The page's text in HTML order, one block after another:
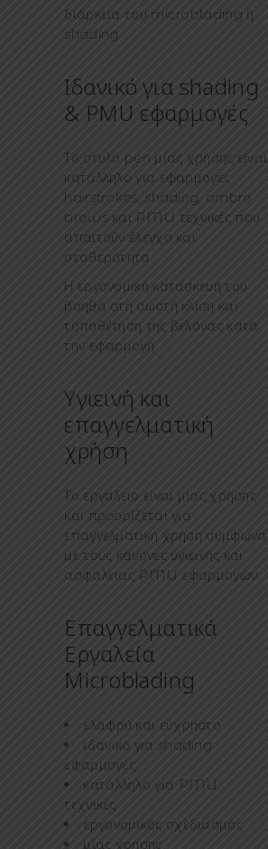
διάρκεια του microblading ή
shading.
Ιδανικό για shading
& PMU εφαρμογές
Το στυλό pen μίας χρήσης είναι
κατάλληλο για εφαρμογές
hairstrokes, shading, ombre
brows και PMU τεχνικές που
απαιτούν έλεγχο και
σταθερότητα.
Η εργονομική κατασκευή του
βοηθά στη σωστή κλίση και
τοποθέτηση της βελόνας κατά
την εφαρμογή.
Υγιεινή και
επαγγελματική
χρήση
Το εργαλείο είναι μίας χρήσης
και προορίζεται για
επαγγελματική χρήση σύμφωνα
με τους κανόνες υγιεινής και
ασφάλειας PMU εφαρμογών.
Επαγγελματικά
Εργαλεία
Microblading
ελαφρύ και εύχρηστο
ιδανικό για shading
εφαρμογές
κατάλληλο για PMU
τεχνικές
εργονομικός σχεδιασμός
μίας χρήσης